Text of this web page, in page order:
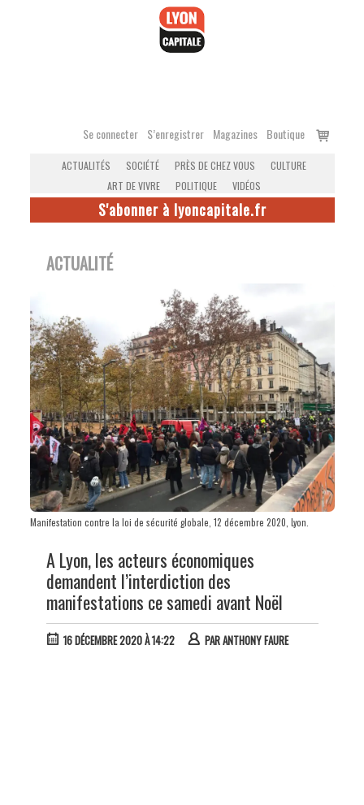
Se connecter S’enregistrer Magazines Boutique
Voir
ACTUALITÉS SOCIÉTÉ PRÈS DE CHEZ VOUS
CULTURE
ART DE VIVRE
POLITIQUE VIDÉOS
S'abonner à lyoncapitale.fr
ACTUALITÉ
Manifestation contre la loi de sécurité globale, 12 décembre 2020, Lyon.
A Lyon, les acteurs économiques
demandent l’interdiction des
manifestations ce samedi avant Noël
16 DÉCEMBRE 2020 À 14:22 PARANTHONY FAURE